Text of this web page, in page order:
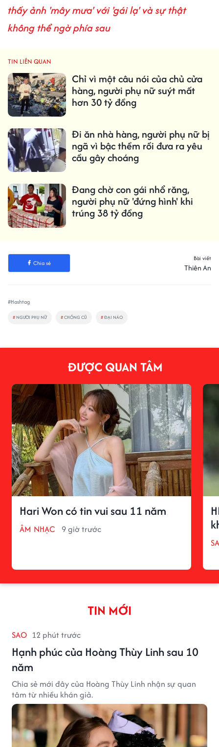
thấy ảnh 'mây mưa' với 'gái lạ' và sự thật
không thể ngờ phía sau
TIN LIÊN QUAN
Chỉ vì một câu nói của chủ cửa
hàng, người phụ nữ suýt mất
hơn 30 tỷ đồng
Đi ăn nhà hàng, người phụ nữ bị
ngã vì bậc thềm rồi đưa ra yêu
cầu gây choáng
Đang chờ con gái nhổ răng,
người phụ nữ 'đứng hình' khi
trúng 38 tỷ đồng
Chia sẻ
Bài viết
Thiên An
#Hashtag
# NGƯỜI PHỤ NỮ #CHỒNG CŨ #ĐẠI NÁO
ĐƯỢC QUAN TÂM
Hari Won có tin vui sau 11 năm
ÂM NHẠC 9 giờ trước
TIN MỚI
SAO 12 phút trước
Hạnh phúc của Hoàng Thùy Linh sau 10
năm
Chia sẻ mới đây của Hoàng Thùy Linh nhận sự quan
tâm từ nhiều khán giả.